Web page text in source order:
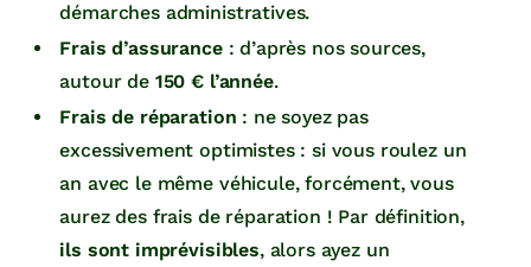
démarches administratives.
Frais d’assurance: d’après nos sources,
autour de 150 € l’année.
Frais de réparation : ne soyez pas
excessivement optimistes : si vous roulez un
an avec le même véhicule, forcément, vous
aurez des frais de réparation ! Par définition,
ils sont imprévisibles, alors ayez un